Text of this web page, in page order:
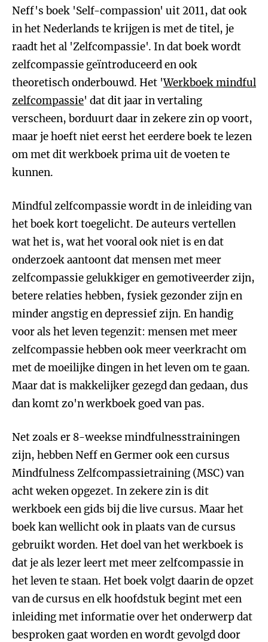
Neff's boek 'Self-compassion' uit 2011, dat ook
in het Nederlands te krijgen is met de titel, je
raadt het al 'Zelfcompassie'. In dat boek wordt
zelfcompassie geïntroduceerd en ook
theoretisch onderbouwd. Het 'Werkboek mindful
zelfcompassie' dat dit jaar in vertaling
verscheen, borduurt daar in zekere zin op voort,
maar je hoeft niet eerst het eerdere boek te lezen
om met dit werkboek prima uit de voeten te
kunnen.
Mindful zelfcompassie wordt in de inleiding van
het boek kort toegelicht. De auteurs vertellen
wat het is, wat het vooral ook niet is en dat
onderzoek aantoont dat mensen met meer
zelfcompassie gelukkiger en gemotiveerder zijn,
betere relaties hebben, fysiek gezonder zijn en
minder angstig en depressief zijn. En handig
voor als het leven tegenzit: mensen met meer
zelfcompassie hebben ook meer veerkracht om
met de moeilijke dingen in het leven om te gaan.
Maar dat is makkelijker gezegd dan gedaan, dus
dan komt zo'n werkboek goed van pas.
Net zoals er 8-weekse mindfulnesstrainingen
zijn, hebben Neff en Germer ook een cursus
Mindfulness Zelfcompassietraining (MSC) van
acht weken opgezet. In zekere zin is dit
werkboek een gids bij die live cursus. Maar het
boek kan wellicht ook in plaats van de cursus
gebruikt worden. Het doel van het werkboek is
dat je als lezer leert met meer zelfcompassie in
het leven te staan. Het boek volgt daarin de opzet
van de cursus en elk hoofdstuk begint met een
inleiding met informatie over het onderwerp dat
besproken gaat worden en wordt gevolgd door